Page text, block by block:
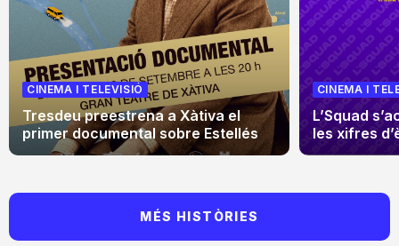
CINEMA I TELEVISIÓ
Tresdeu preestrena a Xàtiva el
primer documental sobre Estellés
CINEMA I
L’Squad
les xifres
MÉS HISTÒRIES